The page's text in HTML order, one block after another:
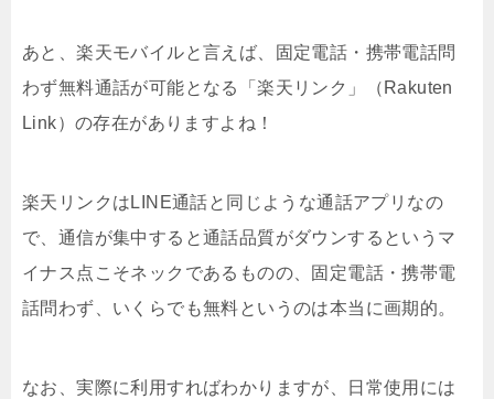
あと、楽天モバイルと言えば、固定電話・携帯電話問
わず無料通話が可能となる「楽天リンク」（Rakuten
Link）の存在がありますよね！
楽天リンクはLINE通話と同じような通話アプリなの
で、通信が集中すると通話品質がダウンするというマ
イナス点こそネックであるものの、固定電話・携帯電
話問わず、いくらでも無料というのは本当に画期的。
なお、実際に利用すればわかりますが、日常使用には